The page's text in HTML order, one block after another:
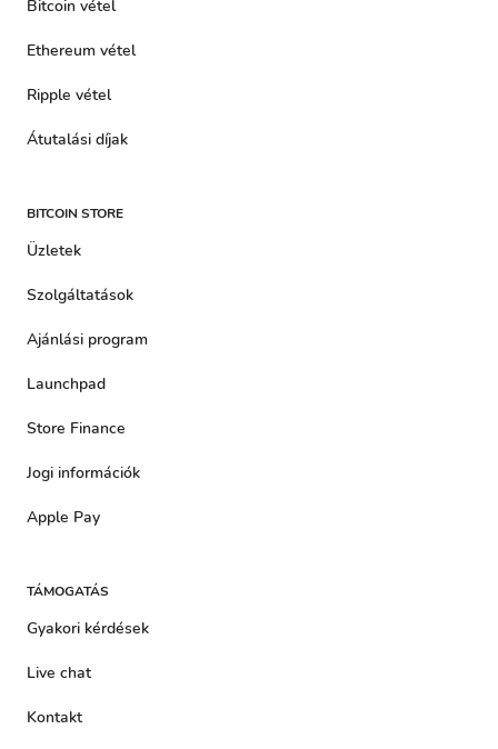
Bitcoin vétel
Ethereum vétel
Ripple vétel
Átutalási díjak
BITCOIN STORE
Üzletek
Szolgáltatások
Ajánlási program
Launchpad
Store Finance
Jogi információk
Apple Pay
TÁMOGATÁS
Gyakori kérdések
Live chat
Kontakt